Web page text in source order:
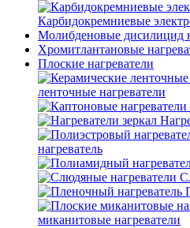
Карбидокремниевые
Молибденовые дисилицид
Хромитлантановые
Плоские нагреватели
ленточные нагреватели
нагреватель
миканитовые нагреватели